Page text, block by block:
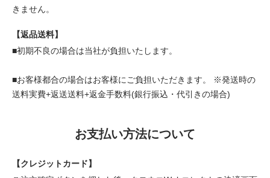
きません。
【返品送料】
■初期不良の場合は当社が負担いたします。
■お客様都合の場合はお客様にご負担いただきます。 ※発送時の
送料実費+返送送料+返金手数料(銀行振込・代引きの場合)
お支払い方法について
【クレジットカード】